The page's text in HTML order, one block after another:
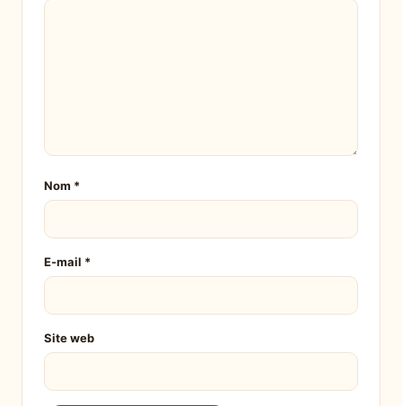
Nom *
E-mail *
Site web